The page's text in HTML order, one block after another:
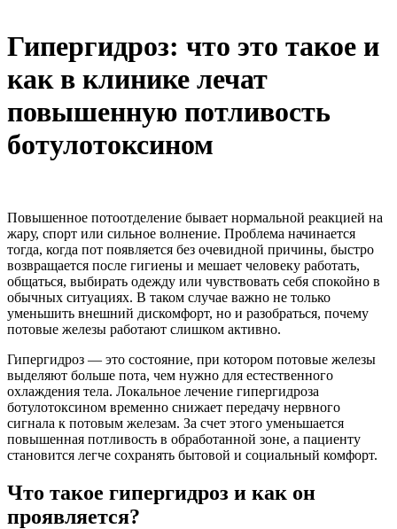
Гипергидроз: что это такое и
как в клинике лечат
повышенную потливость
ботулотоксином
Повышенное потоотделение бывает нормальной реакцией на
жару, спорт или сильное волнение. Проблема начинается
тогда, когда пот появляется без очевидной причины, быстро
возвращается после гигиены и мешает человеку работать,
общаться, выбирать одежду или чувствовать себя спокойно в
обычных ситуациях. В таком случае важно не только
уменьшить внешний дискомфорт, но и разобраться, почему
потовые железы работают слишком активно.
Гипергидроз — это состояние, при котором потовые железы
выделяют больше пота, чем нужно для естественного
охлаждения тела. Локальное лечение гипергидроза
ботулотоксином временно снижает передачу нервного
сигнала к потовым железам. За счет этого уменьшается
повышенная потливость в обработанной зоне, а пациенту
становится легче сохранять бытовой и социальный комфорт.
Что такое гипергидроз и как он
проявляется?